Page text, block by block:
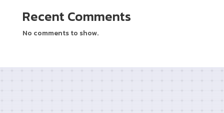
Recent Comments
No comments to show.